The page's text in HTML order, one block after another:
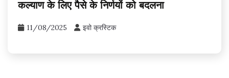
कल्याण के लिए पैसे के निर्णयों को बदलना
11/08/2025 इवो क्रस्टिक